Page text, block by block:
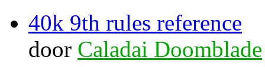
40k 9th rules reference
door Caladai Doomblade